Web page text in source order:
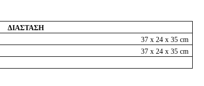
ΔΙΑΣΤΑΣΗ
37 x 24 x 35 cm
37 x 24 x 35 cm